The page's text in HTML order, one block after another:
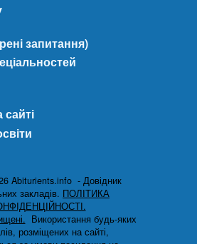
запитання)
Abiturients.info - Довідник
закладів. ПОЛІТИКА
Використання будь-яких
розміщених на сайті,